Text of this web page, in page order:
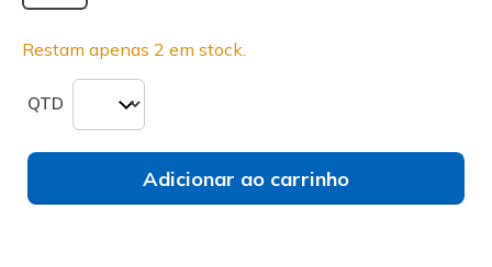
Restam apenas 2 em stock.
QTD
Adicionar ao carrinho